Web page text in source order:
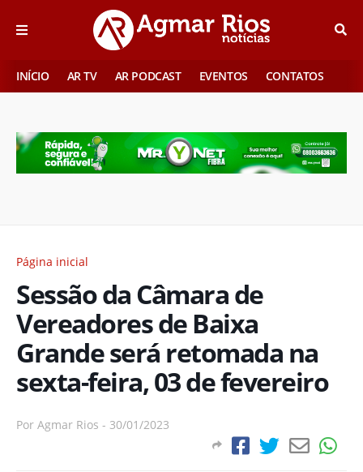
INÍCIO AR TV AR PODCAST EVENTOS CONTATOS
Página inicial
Sessão da Câmara de
Vereadores de Baixa
Grande será retomada na
sexta-feira, 03 de fevereiro
Por Agmar Rios - 30/01/2023